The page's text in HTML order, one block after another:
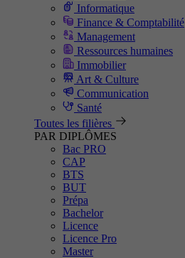
Informatique
Finance & Comptabilité
Management
Ressources humaines
Immobilier
Art & Culture
Communication
Santé
Toutes les filières
PAR DIPLÔMES
Bac PRO
CAP
BTS
BUT
Prépa
Bachelor
Licence
Licence Pro
Master